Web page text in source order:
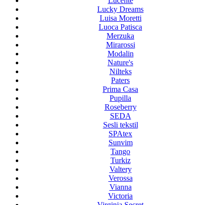
Lucky Dreams
Luisa Moretti
Luoca Patisca
Merzuka
Mirarossi
Modalin
Nature's
Nilteks
Paters
Prima Casa
Pupilla
Roseberry
SEDA
Sesli tekstil
SPAtex
Sunvim
Tango
Turkiz
Valtery
Verossa
Vianna
Victoria